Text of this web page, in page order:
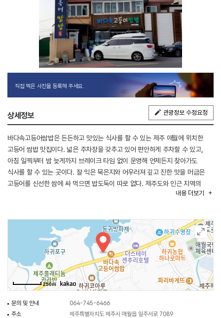
직접 찍은 사진을 등록해 주세요.
상세정보 관광정보 수정요청
바다속고등어쌈밥은 든든하고 맛있는 식사를 할 수 있는 제주 애월에 위치한
고등어 쌈밥 맛집이다. 넓은 주차장을 갖추고 있어 편안하게 주차할 수 있고,
아침 일찍부터 밤 늦게까지 브레이크 타임 없이 운영해 언제든지 찾아가도
식사를 할 수 있는 곳이다. 잘 익은 묵은지와 어우러져 깊고 진한 맛을 머금은
고등어를 신선한 쌈에 싸 먹으면 밥도둑이 따로 없다. 제주도와 인근 지역의
특산 막걸리와 기념품도 함께 판매하고 있으며 바다속고등어쌈밥에서 직접
내용 더보기
250m
문의 및 안내
064-745-6466
주소
제주특별자치도 제주시 애월읍 일주서로 7089